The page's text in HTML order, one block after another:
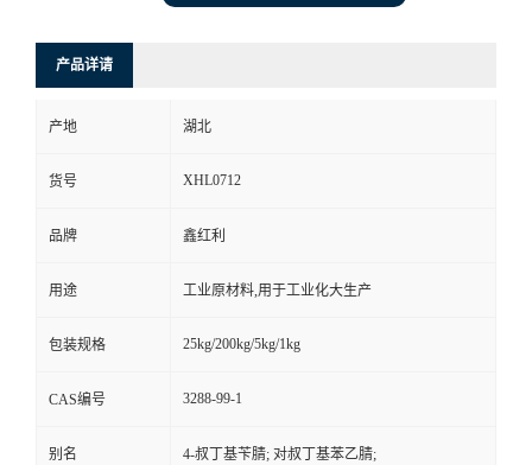
产品详请
产地 湖北
货号 XHL0712
品牌 鑫红利
用途 工业原材料,用于工业化大生产
包装规格 25kg/200kg/5kg/1kg
CAS编号 3288-99-1
别名 4-叔丁基苄腈; 对叔丁基苯乙腈;